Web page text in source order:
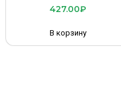
427.00₽
В корзину